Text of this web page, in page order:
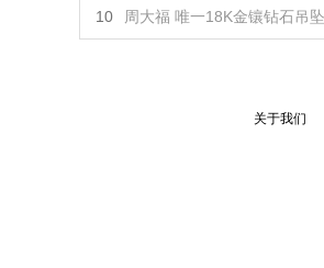
10 周大福 唯一18K金镶钻石吊
关于我们